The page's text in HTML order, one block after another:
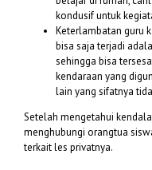
kondusif untuk
Keterlambatan guru
bisa saja terjadi
sehingga bisa
kendaraan yang
lain yang sifatnya
Setelah mengetahui
menghubungi orangtua
terkait les privatnya.